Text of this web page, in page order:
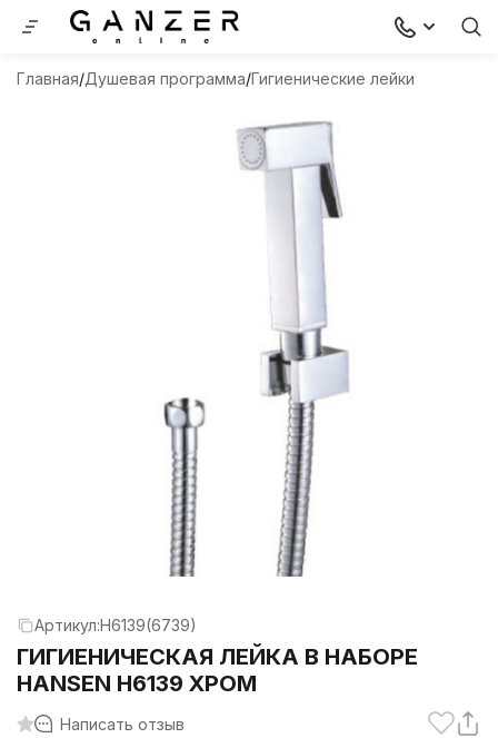
Главная Душевая программа Гигиенические лейки
Артикул:H6139(6739)
ГИГИЕНИЧЕСКАЯ ЛЕЙКА В НАБОРЕ
HANSEN H6139 ХРОМ
Написать отзыв